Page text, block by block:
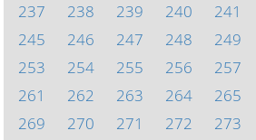
237
238 239 240 241
245
246 247 248 249
253
254 255 256 257
261
262 263 264 265
269
270 271 272 273